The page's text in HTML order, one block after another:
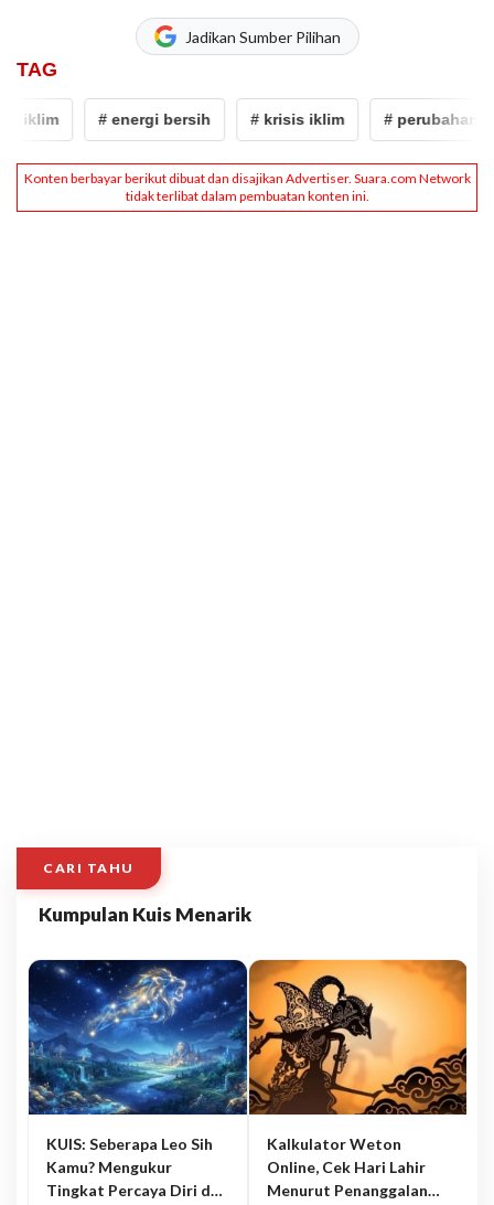
Jadikan Sumber Pilihan
TAG
iklim # energi bersih # krisis iklim # perubahan
CARI TAHU
Kumpulan Kuis Menarik
KUIS: Seberapa Leo Sih
Kamu? Mengukur
Tingkat Percaya Diri dan
Kalkulator Weton
Online, Cek Hari Lahir
Menurut Penanggalan